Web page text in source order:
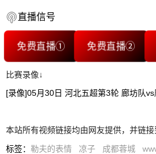
直播信号
免费直播① 免费直播②
比赛录像↓
[录像]05月30日 河北五超第3轮 廊坊队
本站所有视频链接均由网友提供，并链接
标签： 勒夫的表情 凉子 成都蓉城